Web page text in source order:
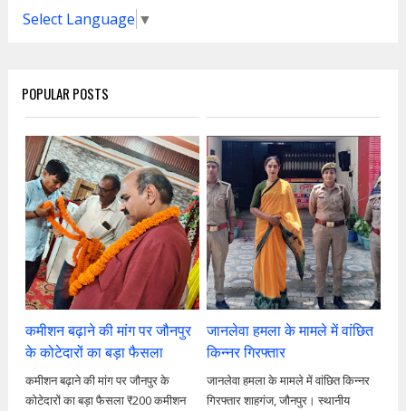
Select Language ▼
POPULAR POSTS
कमीशन बढ़ाने की मांग पर जौनपुर
के कोटेदारों का बड़ा फैसला
कमीशन बढ़ाने की मांग पर जौनपुर के
कोटेदारों का बड़ा फैसला ₹200 कमीशन
जानलेवा हमला के मामले में वांछित
किन्नर गिरफ्तार
जानलेवा हमला के मामले में वांछित किन्नर
गिरफ्तार शाहगंज, जौनपुर। स्थानीय